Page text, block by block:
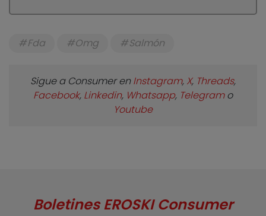
Fda Omg Salmón
Sigue a Consumer enInstagram, X, Threads,
Facebook, Linkedin, Whatsapp, Telegramo
Youtube
Boletines EROSKI Consumer